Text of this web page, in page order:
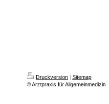
Druckversion | Sitemap
© Arztpraxis für Allgemeinmedizin